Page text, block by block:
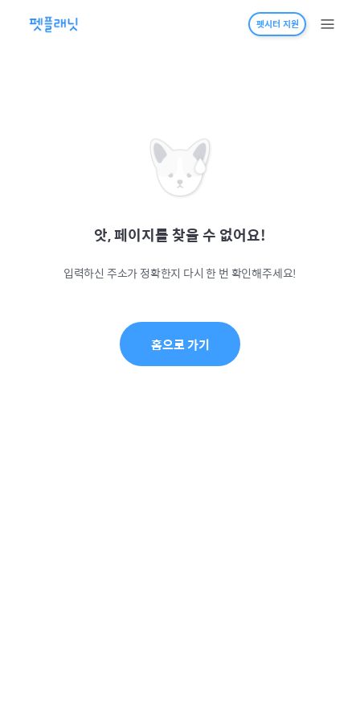
펫시터 지원
앗, 페이지를 찾을 수 없어요!
입력하신 주소가 정확한지 다시 한 번 확인해주세요!
홈으로 가기